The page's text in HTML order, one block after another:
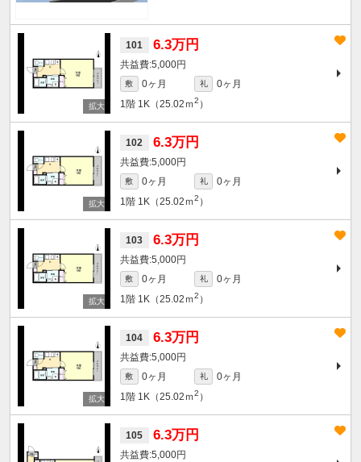
101 6.3万円
5,000円
敷 0ヶ月 礼
0ヶ月
1階 1K（25.02ｍ2 ）
102 6.3万円
5,000円
敷 0ヶ月 礼
0ヶ月
1階 1K（25.02ｍ2 ）
103 6.3万円
5,000円
敷 0ヶ月 礼
0ヶ月
1階 1K（25.02ｍ2 ）
104 6.3万円
5,000円
敷 0ヶ月 礼
0ヶ月
1階 1K（25.02ｍ2 ）
105 6.3万円
5,000円